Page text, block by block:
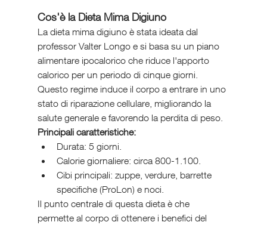
Cos'è la Dieta Mima Digiuno
La dieta mima digiuno è stata ideata dal
professor Valter Longo e si basa su un piano
alimentare ipocalorico che riduce l'apporto
calorico per un periodo di cinque giorni.
Questo regime induce il corpo a entrare in uno
stato di riparazione cellulare, migliorando la
salute generale e favorendo la perdita di peso.
Principali caratteristiche:
Durata: 5 giorni.
Calorie giornaliere: circa 800-1.100.
Cibi principali: zuppe, verdure, barrette
specifiche (ProLon) e noci.
Il punto centrale di questa dieta è che
permette al corpo di ottenere i benefici del